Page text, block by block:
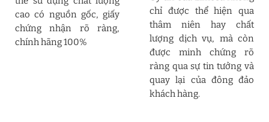
cao có nguồn gốc, giấy
chứng nhận rõ ràng,
chính hãng 100%
chỉ được thể hiện qua
thâm niên hay chất
lượng dịch vụ, mà còn
được minh chứng rõ
ràng qua sự tin tưởng và
quay lại của đông đảo
khách hàng.